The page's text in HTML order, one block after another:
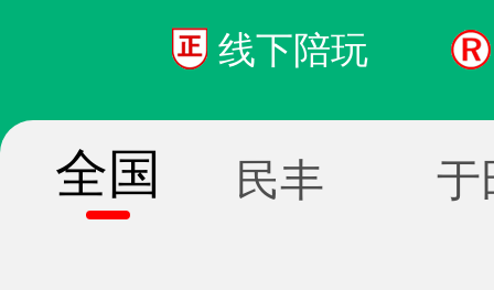
线下陪玩
全国 民丰 于